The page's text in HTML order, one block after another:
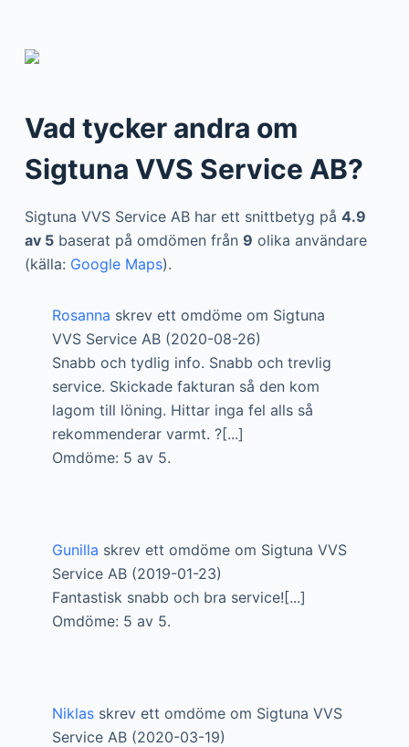
Vad tycker andra om
Sigtuna VVS Service AB?
Sigtuna VVS Service AB har ett snittbetyg på 4.9
av 5baserat på omdömen från 9 olika användare
(källa: Google Maps).
Rosanna skrev ett omdöme om Sigtuna
VVS Service AB (2020-08-26)
Snabb och tydlig info. Snabb och trevlig
service. Skickade fakturan så den kom
lagom till löning. Hittar inga fel alls så
rekommenderar varmt. ?[...]
Omdöme: 5 av 5.
Gunilla skrev ett omdöme om Sigtuna VVS
Service AB (2019-01-23)
Fantastisk snabb och bra service![...]
Omdöme: 5 av 5.
Niklasskrev ett omdöme om Sigtuna VVS
Service AB (2020-03-19)